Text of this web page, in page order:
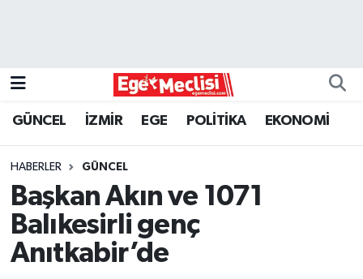
GÜNCEL İZMİR EGE POLİTİKA EKONOMİ
HABERLER GÜNCEL
Başkan Akın ve 1071
Balıkesirli genç
Anıtkabir’de
GÜNCEL
İZMİR
ÖZEL HABER